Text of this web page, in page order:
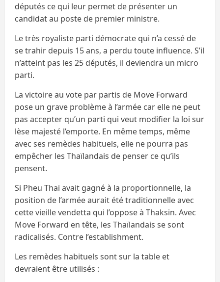
députés ce qui leur permet de présenter un
candidat au poste de premier ministre.
Le très royaliste parti démocrate qui n’a cessé de
se trahir depuis 15 ans, a perdu toute influence. S’il
n’atteint pas les 25 députés, il deviendra un micro
parti.
La victoire au vote par partis de Move Forward
pose un grave problème à l’armée car elle ne peut
pas accepter qu’un parti qui veut modifier la loi sur
lèse majesté l’emporte. En même temps, même
avec ses remèdes habituels, elle ne pourra pas
empêcher les Thaïlandais de penser ce qu’ils
pensent.
Si Pheu Thai avait gagné à la proportionnelle, la
position de l’armée aurait été traditionnelle avec
cette vieille vendetta qui l’oppose à Thaksin. Avec
Move Forward en tête, les Thaïlandais se sont
radicalisés. Contre l’establishment.
Les remèdes habituels sont sur la table et
devraient être utilisés :